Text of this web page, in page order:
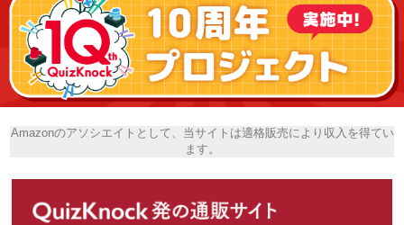
Amazonのアソシエイトとして、当サイトは適格販売により収入を得てい
ます。